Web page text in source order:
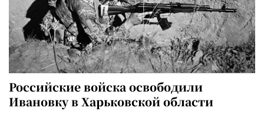
Российские войска освободили
Ивановку в Харьковской области